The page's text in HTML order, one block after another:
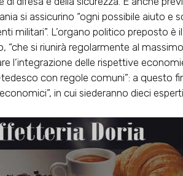
si assicurino “ogni possibile aiuto e
militari”. L’organo politico preposto
“che si riunirà regolarmente al
l’integrazione delle rispettive
con regole comuni”: a questo
in cui siederanno dieci esperti